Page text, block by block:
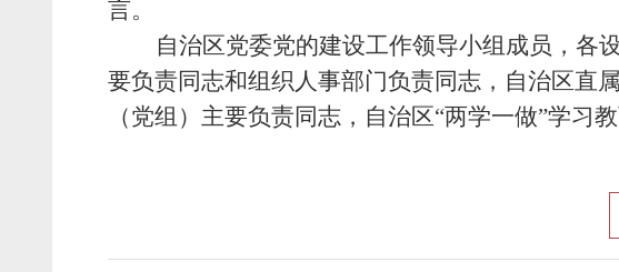
言。
自治区党委党的建设工作领导小组成员，各
要负责同志和组织人事部门负责同志，自治区直
（党组）主要负责同志，自治区“两学一做”学习